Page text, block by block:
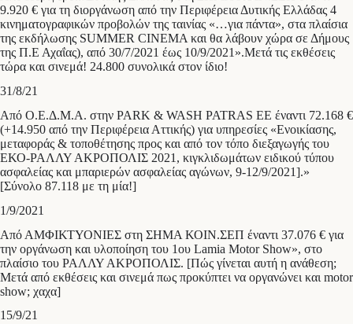
9.920 € για τη διοργάνωση από την Περιφέρεια Δυτικής Ελλάδας 4
κινηματογραφικών προβολών της ταινίας «…για πάντα», στα πλαίσια
της εκδήλωσης SUMMER CINEMA και θα λάβουν χώρα σε Δήμους
της Π.Ε Αχαΐας), από 30/7/2021 έως 10/9/2021».Μετά τις εκθέσεις
τώρα και σινεμά! 24.800 συνολικά στον ίδιο!
31/8/21
Από Ο.Ε.Δ.Μ.Α. στην PARK & WASH PATRAS ΕΕ έναντι 72.168 €
(+14.950 από την Περιφέρεια Αττικής) για υπηρεσίες «Ενοικίασης,
μεταφοράς & τοποθέτησης προς και από τον τόπο διεξαγωγής του
ΕΚΟ-ΡΑΛΛΥ ΑΚΡΟΠΟΛΙΣ 2021, κιγκλιδωμάτων ειδικού τύπου
ασφαλείας και μπαριερών ασφαλείας αγώνων, 9-12/9/2021].»
[Σύνολο 87.118 με τη μία!]
1/9/2021
Από ΑΜΦΙΚΤΥΟΝΙΕΣ στη ΣΗΜΑ ΚΟΙΝ.ΣΕΠ έναντι 37.076 € για
την οργάνωση και υλοποίηση του 1ου Lamia Motor Show», στο
πλαίσιο του ΡΑΛΛΥ ΑΚΡΟΠΟΛΙΣ. [Πώς γίνεται αυτή η ανάθεση;
Μετά από εκθέσεις και σινεμά πως προκύπτει να οργανώνει και motor
show; χαχα]
15/9/21